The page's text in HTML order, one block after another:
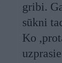
gribi.
sūkni
Ko